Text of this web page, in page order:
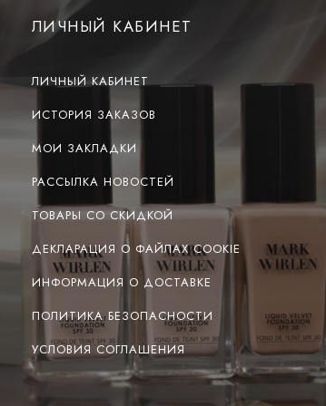
ЛИЧНЫЙ КАБИНЕТ
ЛИЧНЫЙ КАБИНЕТ
ИСТОРИЯ ЗАКАЗОВ
МОИ ЗАКЛАДКИ
РАССЫЛКА НОВОСТЕЙ
ТОВАРЫ СО СКИДКОЙ
ДЕКЛАРАЦИЯ О ФАЙЛАХ COOKIE
ИНФОРМАЦИЯ О ДОСТАВКЕ
ПОЛИТИКА БЕЗОПАСНОСТИ
УСЛОВИЯ СОГЛАШЕНИЯ